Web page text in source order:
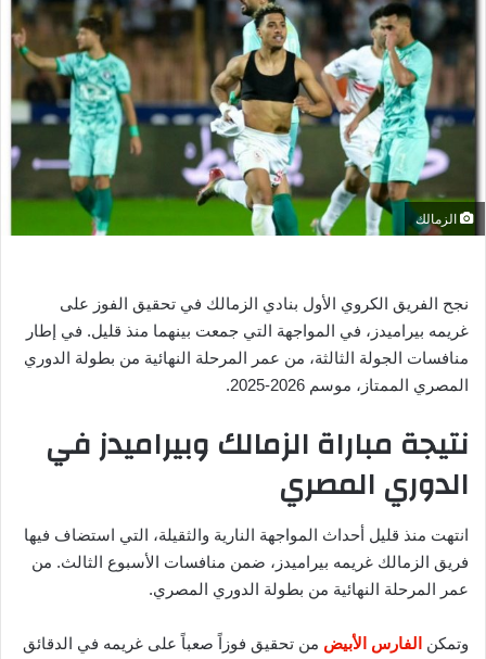
ي
د
ا
إ
ل
ك
ت
ر
ا
الزمالك
نجح الفريق الكروي الأول بنادي الزمالك في تحقيق الفوز على
غريمه بيراميدز، في المواجهة التي جمعت بينهما منذ قليل. في إطار
منافسات الجولة الثالثة، من عمر المرحلة النهائية من بطولة الدوري
المصري الممتاز، موسم 2026-2025.
نتيجة مباراة الزمالك وبيراميدز في
الدوري المصري
انتهت منذ قليل أحداث المواجهة النارية والثقيلة، التي استضاف فيها
فريق الزمالك غريمه بيراميدز، ضمن منافسات الأسبوع الثالث. من
عمر المرحلة النهائية من بطولة الدوري المصري.
وتمكن الفارس الأبيض من تحقيق فوزاً صعباً على غريمه في الدقائق